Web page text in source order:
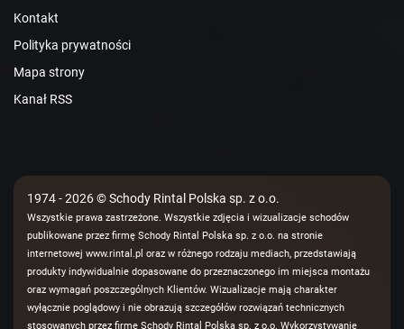
Kontakt
Polityka prywatności
Mapa strony
Kanał RSS
1974 - 2026 © Schody Rintal Polska sp. z o.o.
Wszystkie prawa zastrzeżone. Wszystkie zdjęcia i wizualizacje schodów
publikowane przez firmę Schody Rintal Polska sp. z o.o. na stronie
internetowej www.rintal.pl oraz w różnego rodzaju mediach, przedstawiają
produkty indywidualnie dopasowane do przeznaczonego im miejsca montażu
oraz wymagań poszczególnych Klientów. Wizualizacje mają charakter
wyłącznie poglądowy i nie obrazują szczegółów rozwiązań technicznych
stosowanych przez firmę Schody Rintal Polska sp. z o.o. Wykorzystywanie